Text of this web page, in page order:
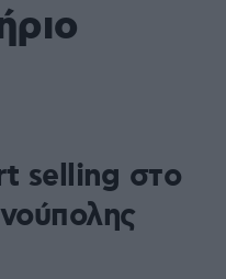
selling στο